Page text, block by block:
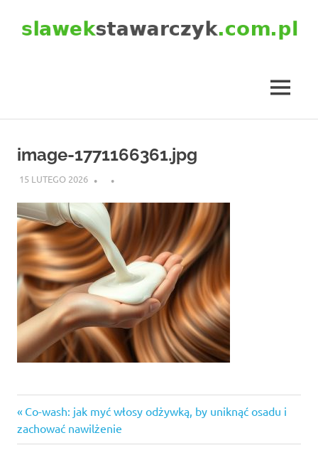
MENU
image-1771166361.jpg
15 LUTEGO 2026
Nawigacja
wpisu
Previous
Post:
Co-wash: jak myć włosy odżywką, by uniknąć osadu i
zachować nawilżenie